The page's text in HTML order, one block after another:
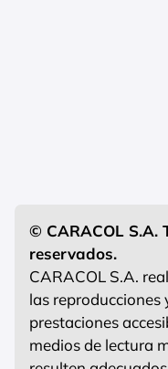
© CARACOL S.A.
reservados.
CARACOL S.A.
las reproducciones
prestaciones
medios de lectura